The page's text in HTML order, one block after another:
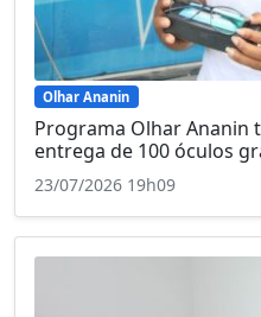
Olhar Ananin
Programa Olhar Ananin
entrega de 100 óculos
23/07/2026 19h09